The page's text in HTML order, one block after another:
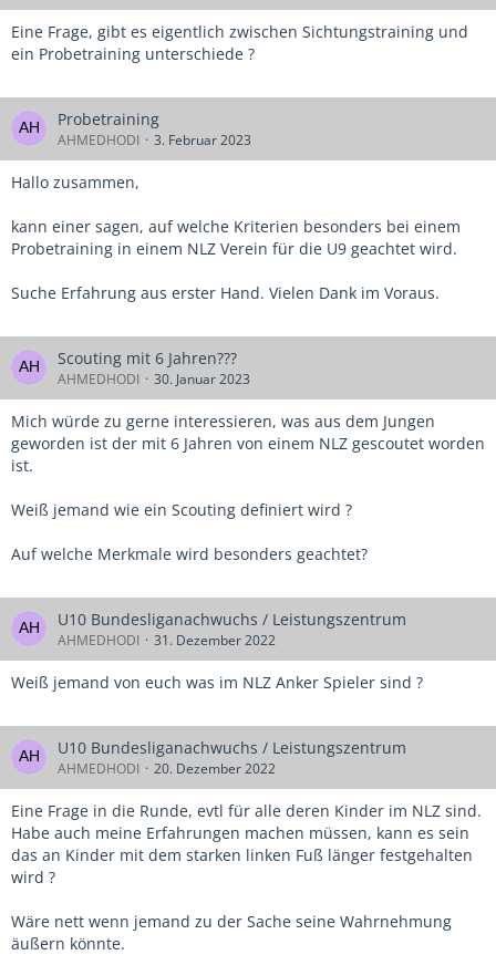
Eine Frage, gibt es eigentlich zwischen Sichtungstraining und
ein Probetraining unterschiede ?
Probetraining
AHMEDHODI 3. Februar 2023
Hallo zusammen,
kann einer sagen, auf welche Kriterien besonders bei einem
Probetraining in einem NLZ Verein für die U9 geachtet wird.
Suche Erfahrung aus erster Hand. Vielen Dank im Voraus.
Scouting mit 6 Jahren???
AHMEDHODI 30. Januar 2023
Mich würde zu gerne interessieren, was aus dem Jungen
geworden ist der mit 6 Jahren von einem NLZ gescoutet worden
ist.
Weiß jemand wie ein Scouting definiert wird ?
Auf welche Merkmale wird besonders geachtet?
U10 Bundesliganachwuchs / Leistungszentrum
AHMEDHODI 31. Dezember 2022
Weiß jemand von euch was im NLZ Anker Spieler sind ?
U10 Bundesliganachwuchs / Leistungszentrum
AHMEDHODI 20. Dezember 2022
Eine Frage in die Runde, evtl für alle deren Kinder im NLZ sind.
Habe auch meine Erfahrungen machen müssen, kann es sein
das an Kinder mit dem starken linken Fuß länger festgehalten
wird ?
Wäre nett wenn jemand zu der Sache seine Wahrnehmung
äußern könnte.